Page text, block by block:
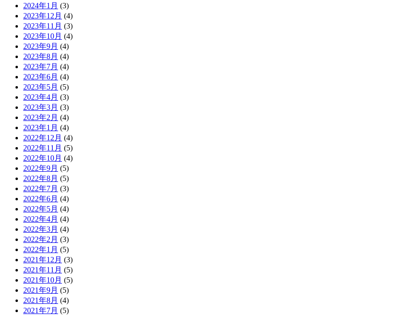
2024年1月 (3)
2023年12月 (4)
2023年11月 (3)
2023年10月 (4)
2023年9月 (4)
2023年8月 (4)
2023年7月 (4)
2023年6月 (4)
2023年5月 (5)
2023年4月 (3)
2023年3月 (3)
2023年2月 (4)
2023年1月 (4)
2022年12月 (4)
2022年11月 (5)
2022年10月 (4)
2022年9月 (5)
2022年8月 (5)
2022年7月 (3)
2022年6月 (4)
2022年5月 (4)
2022年4月 (4)
2022年3月 (4)
2022年2月 (3)
2022年1月 (5)
2021年12月 (3)
2021年11月 (5)
2021年10月 (5)
2021年9月 (5)
2021年8月 (4)
2021年7月 (5)